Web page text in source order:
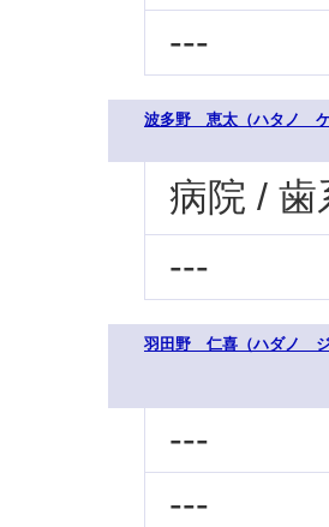
---
波多野 恵太（ハタノ ケ
病院 / 歯
---
羽田野 仁喜（ハダノ ジ
---
---